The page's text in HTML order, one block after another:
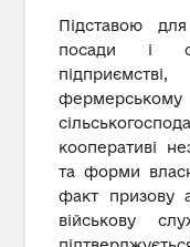
Підставою
посади і
кооперативі
та форми
факт призову
військову